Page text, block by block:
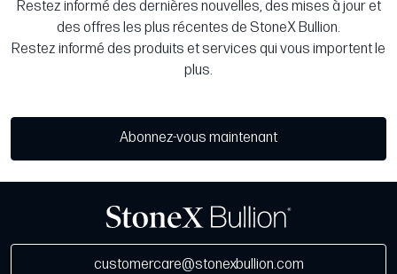
Restez informé des dernières nouvelles, des mises à jour et
des offres les plus récentes de StoneX Bullion.
Restez informé des produits et services qui vous importent le
plus.
Abonnez-vous maintenant
customercare@stonexbullion.com